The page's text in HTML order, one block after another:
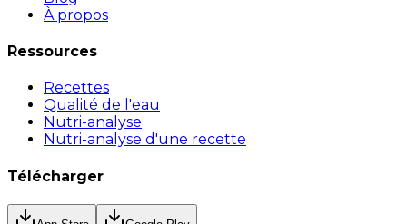
À propos
Ressources
Recettes
Qualité de l'eau
Nutri-analyse
Nutri-analyse d'une recette
Télécharger